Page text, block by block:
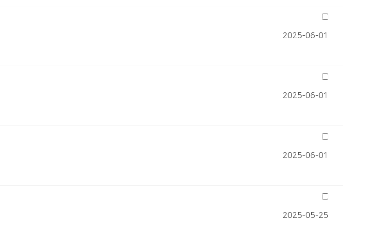
2025-06-01
2025-06-01
2025-06-01
2025-05-25